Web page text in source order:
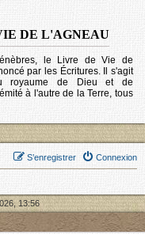
DE L'AGNEAU
le Livre de Vie de
par les Écritures. Il s'agit
royaume de Dieu et de
à l'autre de la Terre, tous
Connexion
S’enregistrer
13:56